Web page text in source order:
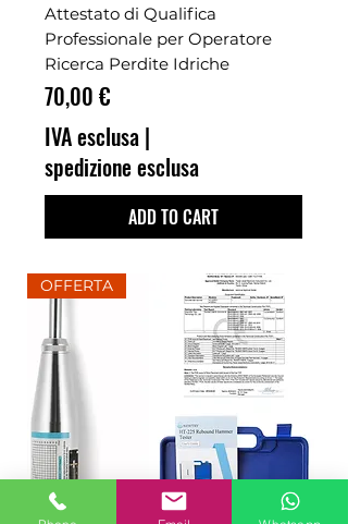
Attestato di Qualifica
Professionale per Operatore
Ricerca Perdite Idriche
Prezzo
70,00 €
IVA esclusa |
spedizione esclusa
ADD TO CART
OFFERTA